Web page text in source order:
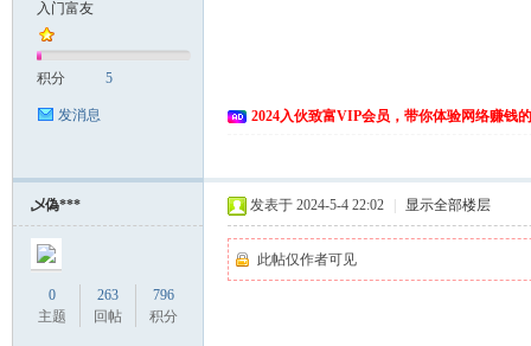
入门富友
积分 5
发消息 2024入伙致富VIP会员，带你体验网络赚钱
乄偽***
0
主题
263
回帖
796
积分
发表于 2024-5-4 22:02 显示全部楼层
此帖仅作者可见